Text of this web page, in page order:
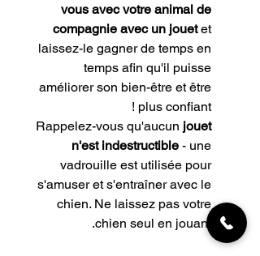
vous avec votre animal de
compagnie avec un jouetet
laissez-le gagner de temps en
temps afin qu'il puisse
améliorer son bien-être et être
plus confiant !
Rappelez-vous qu'aucun jouet
n'est indestructible - une
vadrouille est utilisée pour
s'amuser et s'entraîner avec le
chien. Ne laissez pas votre
chien seul en jouant.